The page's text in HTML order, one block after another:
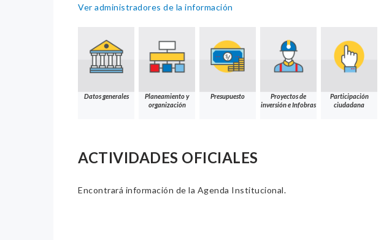
Ver administradores de la información
Datos generales
Planeamiento y
organización
Presupuesto
Proyectos de
inversión e Infobras
Participación
ciudadana
ACTIVIDADES OFICIALES
Encontrará información de la Agenda Institucional.